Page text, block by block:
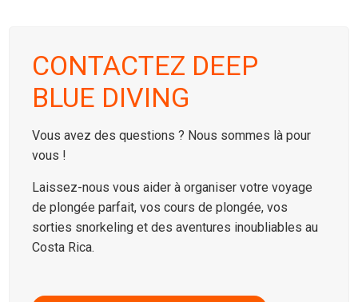
CONTACTEZ DEEP
BLUE DIVING
Vous avez des questions ? Nous sommes là pour
vous !
Laissez-nous vous aider à organiser votre voyage
de plongée parfait, vos cours de plongée, vos
sorties snorkeling et des aventures inoubliables au
Costa Rica.